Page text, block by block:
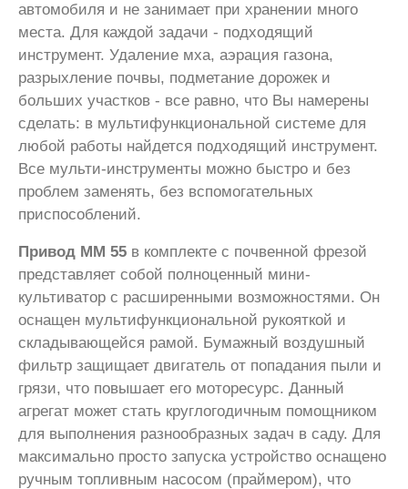
автомобиля и не занимает при хранении много
места. Для каждой задачи - подходящий
инструмент. Удаление мха, аэрация газона,
разрыхление почвы, подметание дорожек и
больших участков - все равно, что Вы намерены
сделать: в мультифункциональной системе для
любой работы найдется подходящий инструмент.
Все мульти-инструменты можно быстро и без
проблем заменять, без вспомогательных
приспособлений.
Привод ММ 55 в комплекте с почвенной фрезой
представляет собой полноценный мини-
культиватор с расширенными возможностями. Он
оснащен мультифункциональной рукояткой и
складывающейся рамой. Бумажный воздушный
фильтр защищает двигатель от попадания пыли и
грязи, что повышает его моторесурс. Данный
агрегат может стать круглогодичным помощником
для выполнения разнообразных задач в саду. Для
максимально просто запуска устройство оснащено
ручным топливным насосом (праймером), что